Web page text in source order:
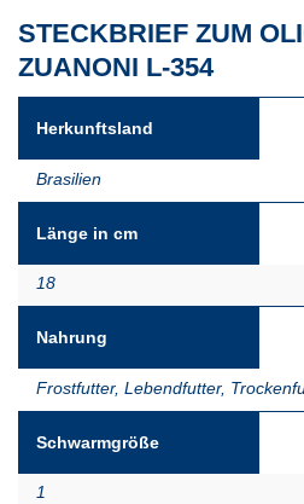
STECKBRIEF ZUM
ZUANONI L-354
Herkunftsland
Brasilien
Länge in cm
18
Nahrung
Frostfutter, Lebendfutter,
Schwarmgröße
1